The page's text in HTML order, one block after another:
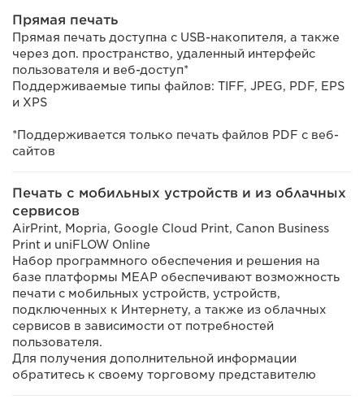
Прямая печать
Прямая печать доступна с USB-накопителя, а также
через доп. пространство, удаленный интерфейс
пользователя и веб-доступ*
Поддерживаемые типы файлов: TIFF, JPEG, PDF, EPS
и XPS
*Поддерживается только печать файлов PDF с веб-
сайтов
Печать с мобильных устройств и из облачных
сервисов
AirPrint, Mopria, Google Cloud Print, Canon Business
Print и uniFLOW Online
Набор программного обеспечения и решения на
базе платформы MEAP обеспечивают возможность
печати с мобильных устройств, устройств,
подключенных к Интернету, а также из облачных
сервисов в зависимости от потребностей
пользователя.
Для получения дополнительной информации
обратитесь к своему торговому представителю